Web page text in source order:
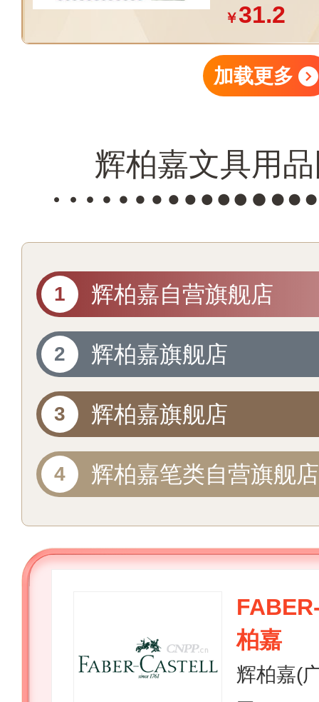
￥31.2
加载更多
辉柏嘉文具用
辉柏嘉自营旗舰店
辉柏嘉旗舰店
辉柏嘉旗舰店
辉柏嘉笔类自营旗舰店
柏嘉
辉柏嘉(